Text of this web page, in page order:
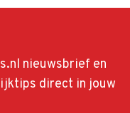
nieuwsbrief en
direct in jouw